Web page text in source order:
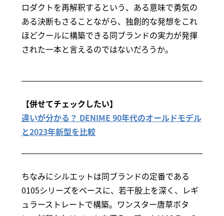
ロダクトを再解釈するという、ある意味で勇気の
ある決断もさることながら、独創的な発想をこれ
ほどクールに構築できる同ブランドの実力が発揮
された一本と言えるのではないだろうか。
【併せてチェックしたい】
違いが分かる？ DENIME 90年代のオールドモデル
と2023年新型を比較
ちなみにシルエットは同ブランドの定番である
0105シリーズをベースに、若干股上を深く、レギ
ュラーストレートで構築。ワンスター唐草ボタ